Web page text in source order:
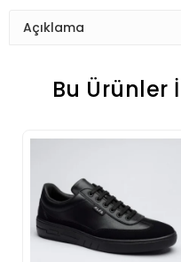
Açıklama
Bu Ürünler